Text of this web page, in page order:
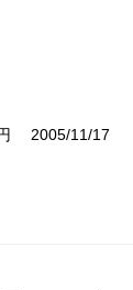
2005/11/17